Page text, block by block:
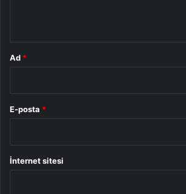
Ad *
E-posta *
İnternet sitesi